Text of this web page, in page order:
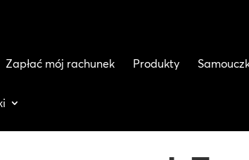
Zapłać mój rachunek Produkty